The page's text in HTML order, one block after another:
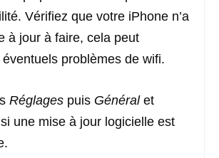
Vérifiez que votre iPhone n’a
à jour à faire, cela peut
problèmes de wifi.
Réglages puis Général et
une mise à jour logicielle est